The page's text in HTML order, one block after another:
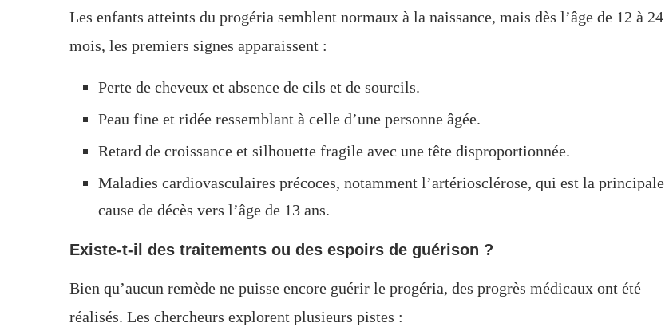
Les enfants atteints du progéria semblent normaux à la naissance, mais dès l’âge de 12 à 24
mois, les premiers signes apparaissent :
Perte de cheveux et absence de cils et de sourcils.
Peau fine et ridée ressemblant à celle d’une personne âgée.
Retard de croissance et silhouette fragile avec une tête disproportionnée.
Maladies cardiovasculaires précoces, notamment l’artériosclérose, qui est la principale
cause de décès vers l’âge de 13 ans.
Existe-t-il des traitements ou des espoirs de guérison ?
Bien qu’aucun remède ne puisse encore guérir le progéria, des progrès médicaux ont été
réalisés. Les chercheurs explorent plusieurs pistes :